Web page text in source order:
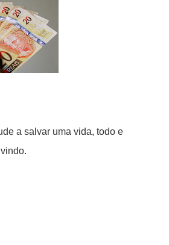
a salvar uma vida, todo e